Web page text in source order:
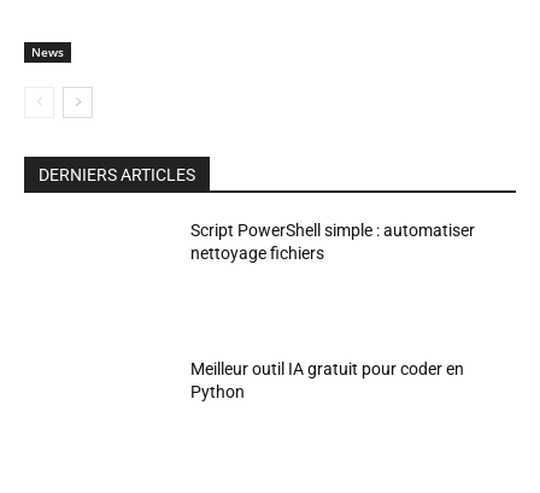
News
DERNIERS ARTICLES
Script PowerShell simple : automatiser
nettoyage fichiers
Meilleur outil IA gratuit pour coder en
Python